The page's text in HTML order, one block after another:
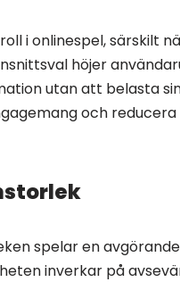
i onlinespel, särskilt
höjer
utan att belasta
och
spelar en
inverkar på